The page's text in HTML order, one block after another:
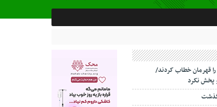
قهرمان خطاب کردند/
پخش نکرد